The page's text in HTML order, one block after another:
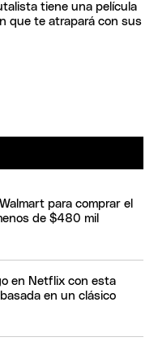
tiene una película
que te atrapará con sus
para comprar el
de $480 mil
en Netflix con esta
en un clásico